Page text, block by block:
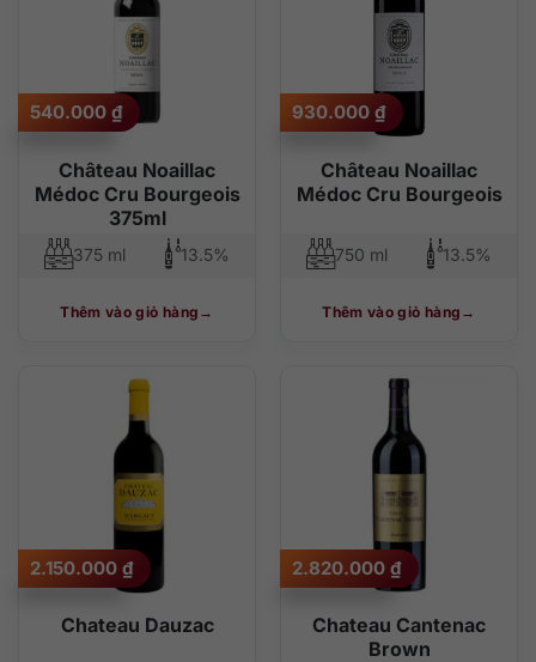
Château Noaillac
Médoc Cru Bourgeois
375ml
540.000 ₫
375 ml 13.5%
Thêm vào giỏ hàng
Château Noaillac
Médoc Cru Bourgeois
930.000 ₫
750 ml 13.5%
Thêm vào giỏ hàng
Chateau Dauzac
2.150.000 ₫
Chateau Cantenac
Brown
2.820.000 ₫